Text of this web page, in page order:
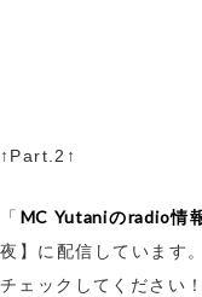
↑Part.2↑
「 MC Yutaniのradio情
夜】に配信しています
チェックしてください！